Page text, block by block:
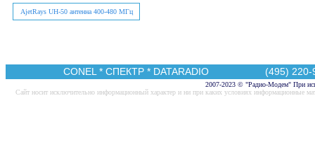
AjetRays UH-50 антенна 400-480 МГц
CONEL * СПЕКТР* DATARADIO(495) 220-
2007-2023 © "Радио-Модем" При
Cайт носит исключительно информационный характер и ни при каких условиях информационные